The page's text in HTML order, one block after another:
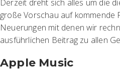
Derzeit dreht sich alles um die
große Vorschau auf kommende
Neuerungen mit denen wir
ausführlichen Beitrag zu allen
Apple Music